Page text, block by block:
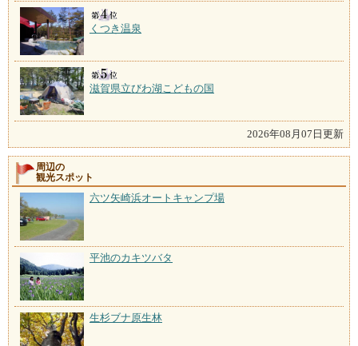
くつき温泉
滋賀県立びわ湖こどもの国
2026年08月07日更新
周辺の
観光スポット
六ツ矢崎浜オートキャンプ場
平池のカキツバタ
生杉ブナ原生林